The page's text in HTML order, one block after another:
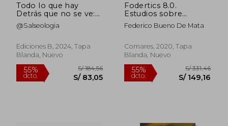
Todo lo que hay
Detrás que no se ve:
Un Ensayo Casi Serio
de lo que Ocultan las
@Salseologia
Ediciones B, 2024, Tapa
Blanda, Nuevo
Fodertics 8.0.
Estudios sobre
tecnologías
disruptivas y justicia
Federico Bueno De Mata
Comares, 2020, Tapa
Blanda, Nuevo